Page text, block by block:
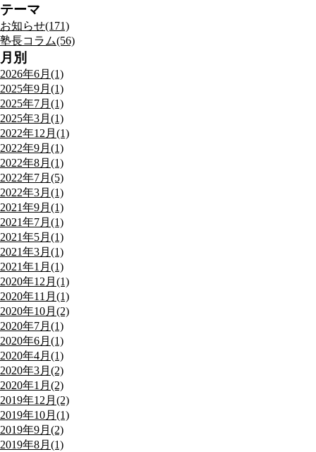
テーマ
お知らせ(171)
塾長コラム(56)
月別
2026年6月(1)
2025年9月(1)
2025年7月(1)
2025年3月(1)
2022年12月(1)
2022年9月(1)
2022年8月(1)
2022年7月(5)
2022年3月(1)
2021年9月(1)
2021年7月(1)
2021年5月(1)
2021年3月(1)
2021年1月(1)
2020年12月(1)
2020年11月(1)
2020年10月(2)
2020年7月(1)
2020年6月(1)
2020年4月(1)
2020年3月(2)
2020年1月(2)
2019年12月(2)
2019年10月(1)
2019年9月(2)
2019年8月(1)